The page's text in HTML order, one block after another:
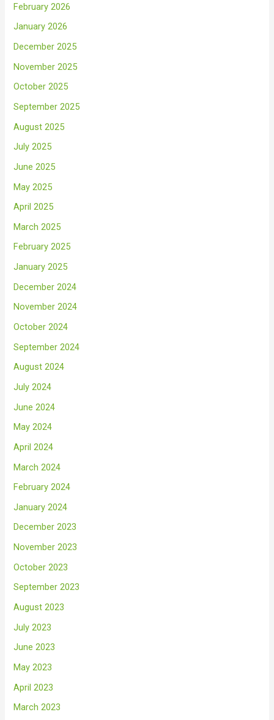
February 2026
January 2026
December 2025
November 2025
October 2025
September 2025
August 2025
July 2025
June 2025
May 2025
April 2025
March 2025
February 2025
January 2025
December 2024
November 2024
October 2024
September 2024
August 2024
July 2024
June 2024
May 2024
April 2024
March 2024
February 2024
January 2024
December 2023
November 2023
October 2023
September 2023
August 2023
July 2023
June 2023
May 2023
April 2023
March 2023